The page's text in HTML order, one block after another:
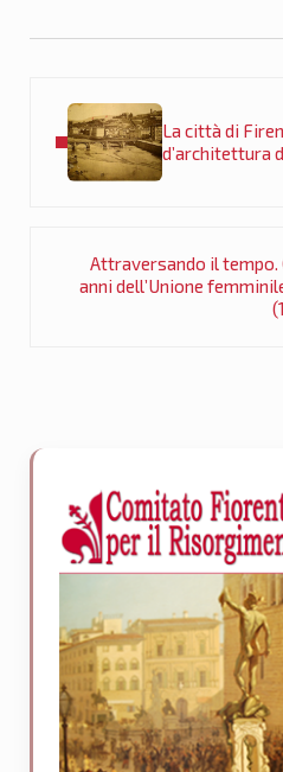
La città di
d’architettura
Attraversando il tempo.
anni dell’Unione
Sidebar